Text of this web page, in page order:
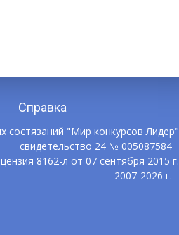
Справка
состязаний "Мир конкурсов Лидер"
свидетельство 24 № 005087584
8162-л от 07 сентября 2015 г.
2007-2026 г.